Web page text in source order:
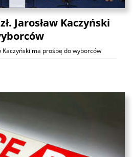
Jarosław Kaczyński
Kaczyński ma prośbę do wyborców